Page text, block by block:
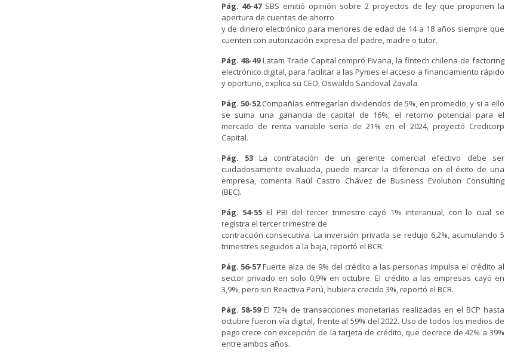
Pág. 46-47 SBS emitió opinión sobre 2 proyectos de ley que proponen la
apertura de cuentas de ahorro
y de dinero electrónico para menores de edad de 14 a 18 años siempre que
cuenten con autorización expresa del padre, madre o tutor.
Pág. 48-49Latam Trade Capital compró Fivana, la fintech chilena de factoring
electrónico digital, para facilitar a las Pymes el acceso a financiamiento rápido
y oportuno, explica su CEO, Oswaldo Sandoval Zavala.
Pág. 50-52Compañías entregarían dividendos de 5%, en promedio, y si a ello
se suma una ganancia de capital de 16%, el retorno potencial para el
mercado de renta variable sería de 21% en el 2024, proyectó Credicorp
Capital.
Pág. 53 La contratación de un gerente comercial efectivo debe ser
cuidadosamente evaluada, puede marcar la diferencia en el éxito de una
empresa, comenta Raúl Castro Chávez de Business Evolution Consulting
(BEC).
Pág. 54-55 El PBI del tercer trimestre cayó 1% interanual, con lo cual se
registra el tercer trimestre de
contracción consecutiva. La inversión privada se redujo 6,2%, acumulando 5
trimestres seguidos a la baja, reportó el BCR.
Pág. 56-57Fuerte alza de 9% del crédito a las personas impulsa el crédito al
sector privado en solo 0,9% en octubre. El crédito a las empresas cayó en
3,9%, pero sin Reactiva Perú, hubiera crecido 3%, reportó el BCR.
Pág. 58-59El 72% de transacciones monetarias realizadas en el BCP hasta
octubre fueron vía digital, frente al 59% del 2022. Uso de todos los medios de
pago crece con excepción de la tarjeta de crédito, que decrece de 42% a 39%
entre ambos años.